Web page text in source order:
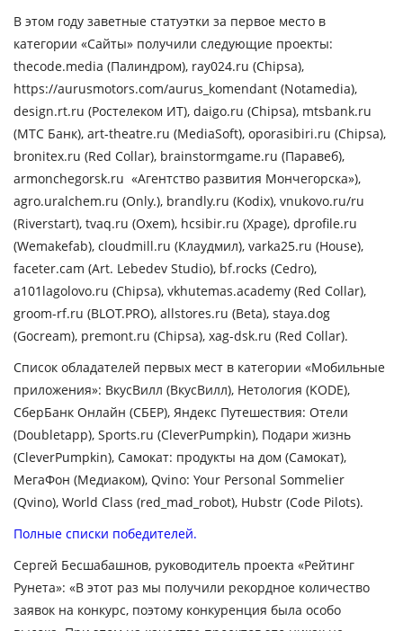
В этом году заветные статуэтки за первое место в
категории «Сайты» получили следующие проекты:
thecode.media (Палиндром), ray024.ru (Chipsa),
https://aurusmotors.com/aurus_komendant (Notamedia),
design.rt.ru (Ростелеком ИТ), daigo.ru (Chipsa), mtsbank.ru
(MТС Банк), art-theatre.ru (MediaSoft), oporasibiri.ru (Chipsa),
bronitex.ru (Red Collar), brainstormgame.ru (Паравеб),
armonchegorsk.ru «Агентство развития Мончегорска»),
agro.uralchem.ru (Only.), brandly.ru (Kodix), vnukovo.ru/ru
(Riverstart), tvaq.ru (Oxem), hcsibir.ru (Xpage), dprofile.ru
(Wemakefab), cloudmill.ru (Клаудмил), varka25.ru (House),
faceter.cam (Art. Lebedev Studio), bf.rocks (Cedro),
a101lagolovo.ru (Chipsa), vkhutemas.academy (Red Collar),
groom-rf.ru (BLOT.PRO), allstores.ru (Beta), staya.dog
(Gocream), premont.ru (Chipsa), xag-dsk.ru (Red Collar).
Cписок обладателей первых мест в категории «Мобильные
приложения»: ВкусВилл (ВкусВилл), Нетология (KODE),
СберБанк Онлайн (СБЕР), Яндекс Путешествия: Отели
(Doubletapp), Sports.ru (CleverPumpkin), Подари жизнь
(CleverPumpkin), Самокат: продукты на дом (Самокат),
МегаФон (Медиаком), Qvino: Your Personal Sommelier
(Qvino), World Class (red_mad_robot), Hubstr (Code Pilots).
Полные списки победителей.
Сергей Бесшабашнов, руководитель проекта «Рейтинг
Рунета»: «В этот раз мы получили рекордное количество
заявок на конкурс, поэтому конкуренция была особо